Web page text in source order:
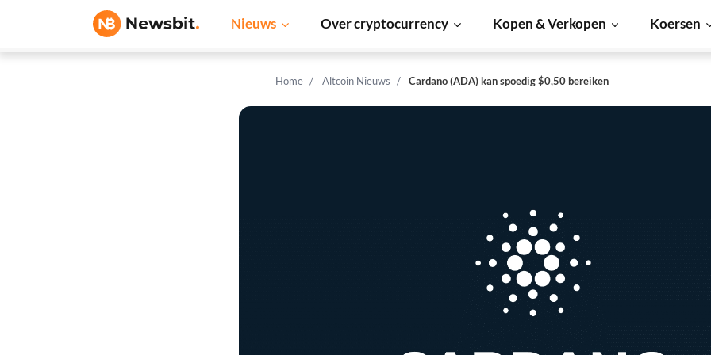
Nieuws Over cryptocurrency Kopen & Verkopen Koersen
Home Altcoin Nieuws Cardano (ADA) kan spoedig $0,50 bereiken